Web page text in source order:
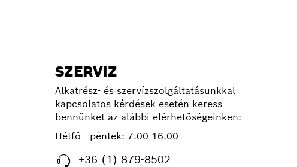
SZERVIZ
Alkatrész- és szervízszolgáltatásunkkal
kapcsolatos kérdések esetén keress
bennünket az alábbi elérhetőségeinken:
Hétfő - péntek: 7.00-16.00
+36 (1) 879-8502